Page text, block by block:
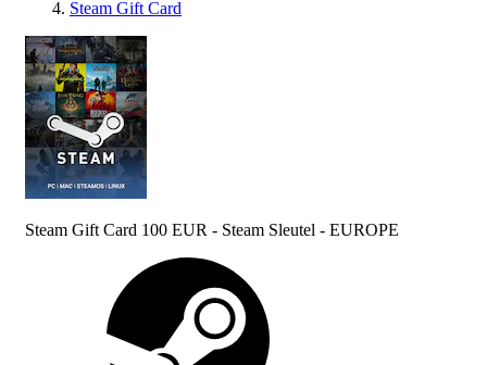
Steam Gift Card
Steam Gift Card 100 EUR - Steam Sleutel - EUROPE